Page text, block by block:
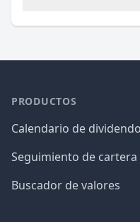
PRODUCTOS
Calendario de
Seguimiento de cartera
Buscador de valores